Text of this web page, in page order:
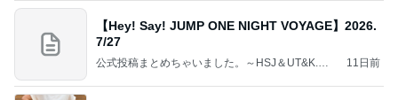
【Hey! Say! JUMP ONE NIGHT VOYAGE】2026.
7/27
公式投稿まとめちゃいました。～HSJ＆UT&K.O.
11日前